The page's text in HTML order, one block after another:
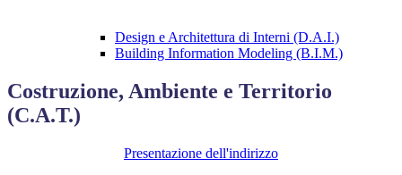
Design e Architettura di Interni (D.A.I.)
Building Information Modeling (B.I.M.)
Costruzione, Ambiente e Territorio
(C.A.T.)
Presentazione dell'indirizzo